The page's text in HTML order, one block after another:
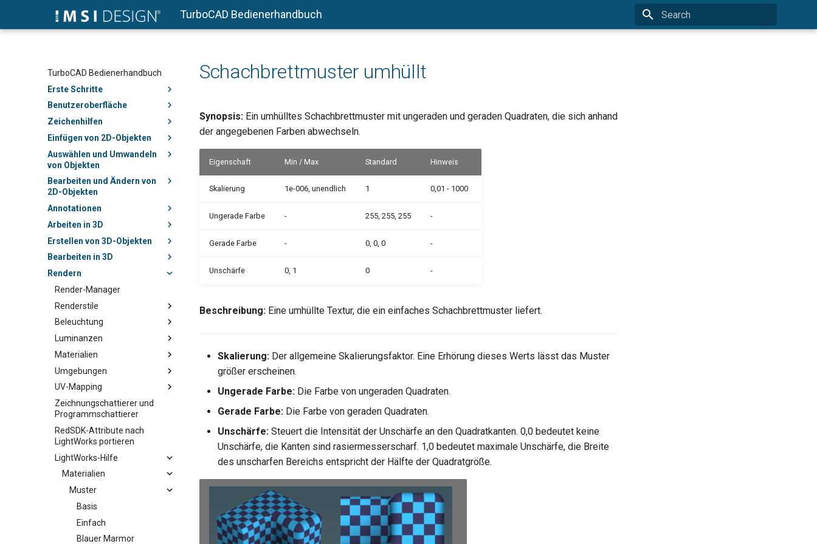
TurboCAD Bedienerhandbuch
TurboCAD Bedienerhandbuch
Erste Schritte
Benutzeroberfläche
Zeichenhilfen
Einfügen von 2D-Objekten
Auswählen und Umwandeln
von Objekten
Bearbeiten und Ändern von
2D-Objekten
Annotationen
Arbeiten in 3D
Erstellen von 3D-Objekten
Bearbeiten in 3D
Rendern
Render-Manager
Renderstile
Beleuchtung
Luminanzen
Materialien
Umgebungen
UV-Mapping
Zeichnungschattierer und
Programmschattierer
RedSDK-Attribute nach
LightWorks portieren
LightWorks-Hilfe
Materialien
Muster
Basis
Einfach
Blauer Marmor
Schachbrettmuster umhüllt
Synopsis: Ein umhülltes Schachbrettmuster mit ungeraden und geraden Quadraten, die sich anhand
der angegebenen Farben abwechseln.
Eigenschaft Min / Max Standard Hinweis
Skalierung 1e-006, unendlich 1 0,01 - 1000
Ungerade Farbe - 255, 255, 255 -
Gerade Farbe - 0, 0, 0 -
Unschärfe 0, 1 0 -
Beschreibung: Eine umhüllte Textur, die ein einfaches Schachbrettmuster liefert.
Skalierung: Der allgemeine Skalierungsfaktor. Eine Erhörung dieses Werts lässt das Muster
größer erscheinen.
Ungerade Farbe: Die Farbe von ungeraden Quadraten.
Gerade Farbe: Die Farbe von geraden Quadraten.
Unschärfe: Steuert die Intensität der Unschärfe an den Quadratkanten. 0,0 bedeutet keine
Unschärfe, die Kanten sind rasiermesserscharf. 1,0 bedeutet maximale Unschärfe, die Breite
des unscharfen Bereichs entspricht der Hälfte der Quadratgröße.